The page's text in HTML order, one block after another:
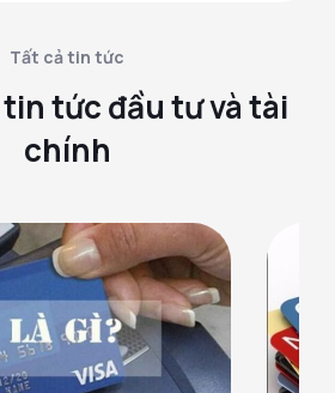
Tất cả tin tức
tức đầu tư và tài
chính